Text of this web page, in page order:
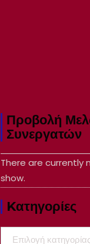
Προβολή
Συνεργατών
There are currently
show.
Kατηγορίες
Kατηγορίες